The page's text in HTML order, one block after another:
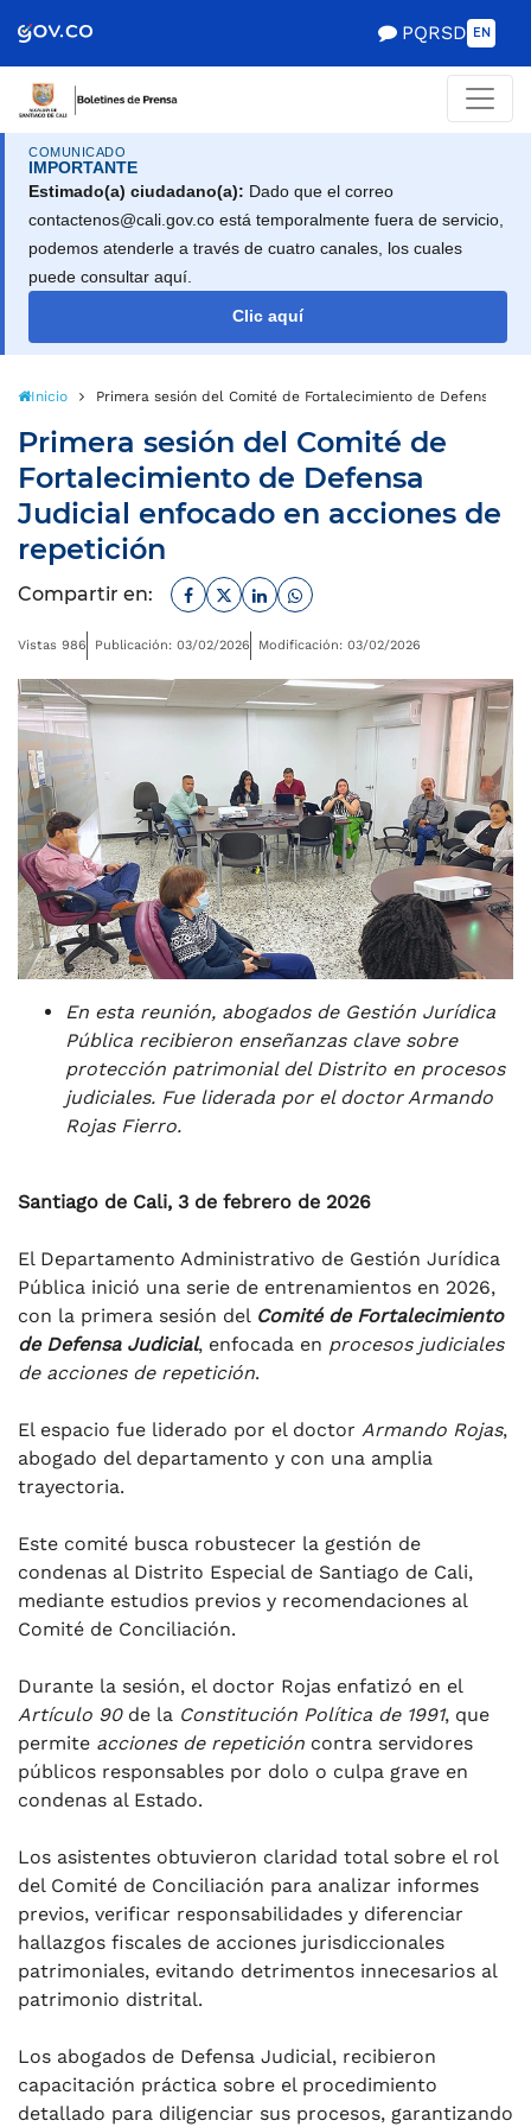
PQRSD EN
COMUNICADO
IMPORTANTE
Estimado(a) ciudadano(a): Dado que el correo
contactenos@cali.gov.co está temporalmente fuera de servicio,
podemos atenderle a través de cuatro canales, los cuales
puede consultar aquí.
Clic aquí
Inicio Primera sesión del Comité de Fortalecimiento de Defensa
Primera sesión del Comité de
Fortalecimiento de Defensa
Judicial enfocado en acciones de
repetición
Compartir en: Facebook
TwitterLinkedinWhatsapp
Vistas 986 Publicación: 03/02/2026 Modificación: 03/02/2026
En esta reunión, abogados de Gestión Jurídica
Pública recibieron enseñanzas clave sobre
protección patrimonial del Distrito en procesos
judiciales. Fue liderada por el doctor Armando
Rojas Fierro.
Santiago de Cali, 3 de febrero de 2026
El Departamento Administrativo de Gestión Jurídica
Pública inició una serie de entrenamientos en 2026,
con la primera sesión del Comité de Fortalecimiento
de Defensa Judicial, enfocada en procesos judiciales
de acciones de repetición.
El espacio fue liderado por el doctor Armando Rojas,
abogado del departamento y con una amplia
trayectoria.
Este comité busca robustecer la gestión de
condenas al Distrito Especial de Santiago de Cali,
mediante estudios previos y recomendaciones al
Comité de Conciliación.
Durante la sesión, el doctor Rojas enfatizó en el
Artículo 90de la Constitución Política de 1991, que
permite acciones de repetición contra servidores
públicos responsables por dolo o culpa grave en
condenas al Estado.
Los asistentes obtuvieron claridad total sobre el rol
del Comité de Conciliación para analizar informes
previos, verificar responsabilidades y diferenciar
hallazgos fiscales de acciones jurisdiccionales
patrimoniales, evitando detrimentos innecesarios al
patrimonio distrital.
Los abogados de Defensa Judicial, recibieron
capacitación práctica sobre el procedimiento
detallado para diligenciar sus procesos, garantizando